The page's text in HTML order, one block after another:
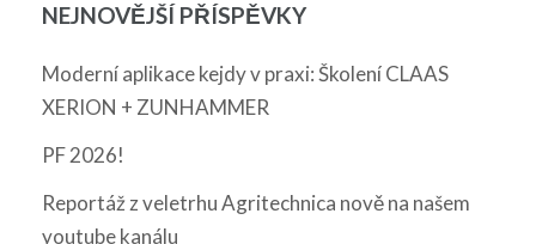
NEJNOVĚJŠÍ PŘÍSPĚVKY
Moderní aplikace kejdy v praxi: Školení CLAAS
XERION + ZUNHAMMER
PF 2026!
Reportáž z veletrhu Agritechnica nově na našem
youtube kanálu